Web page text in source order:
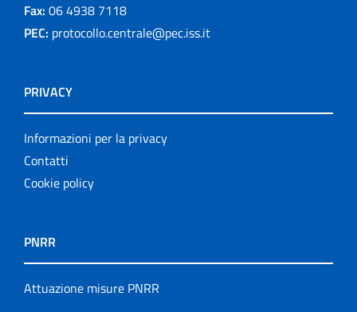
Fax: 06 4938 7118
PEC: protocollo.centrale@pec.iss.it
PRIVACY
Informazioni per la privacy
Contatti
Cookie policy
PNRR
Attuazione misure PNRR